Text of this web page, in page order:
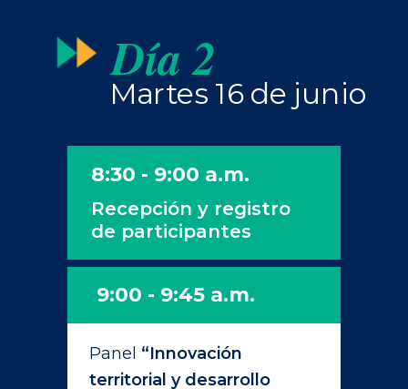
Día 2
Martes 16 de junio
8:30 - 9:00 a.m.
Recepción y registro
de participantes
Panel “Innovación
territorial y desarrollo
9:00 - 9:45 a.m.